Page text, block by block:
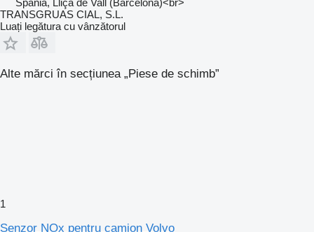
Spania, Lliça de Vall (Barcelona)<br>
TRANSGRUAS CIAL, S.L.
Luați legătura cu vânzătorul
Alte mărci în secțiunea „Piese de schimb”
1
Senzor NOx pentru camion Volvo